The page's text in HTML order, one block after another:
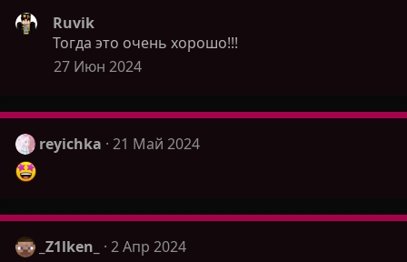
а
к
ц
и
:
Ruvik
Тогда это очень хорошо!!!
27 Июн 2024
reyichka 21 Май 2024
_Z1lken_ 2 Апр 2024